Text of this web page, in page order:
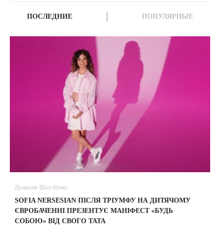
ПОСЛЕДНИЕ ПОПУЛЯРНЫЕ
Дозвілля Шоу-бізнес
SOFIA NERSESIAN ПІСЛЯ ТРІУМФУ НА ДИТЯЧОМУ
ЄВРОБАЧЕННІ ПРЕЗЕНТУЄ МАНІФЕСТ «БУДЬ
СОБОЮ» ВІД СВОГО ТАТА